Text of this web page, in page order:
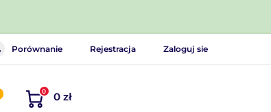
Porównanie Rejestracja Zaloguj sie
0 0 zł